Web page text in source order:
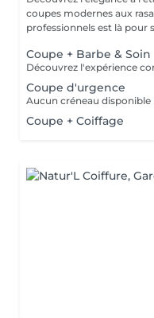
coupes modernes aux
professionnels est là pour
Coupe + Barbe & Soin
Coupe d'urgence
Coupe + Coiffage